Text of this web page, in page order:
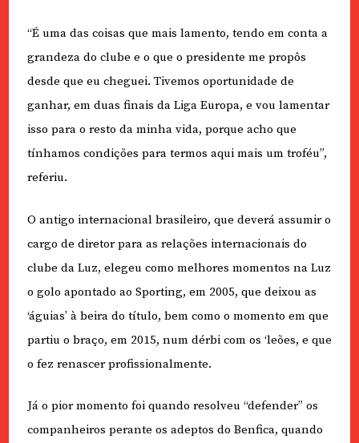
“É uma das coisas que mais lamento, tendo em conta a
grandeza do clube e o que o presidente me propôs
desde que eu cheguei. Tivemos oportunidade de
ganhar, em duas finais da Liga Europa, e vou lamentar
isso para o resto da minha vida, porque acho que
tínhamos condições para termos aqui mais um troféu”,
referiu.
O antigo internacional brasileiro, que deverá assumir o
cargo de diretor para as relações internacionais do
clube da Luz, elegeu como melhores momentos na Luz
o golo apontado ao Sporting, em 2005, que deixou as
‘águias’ à beira do título, bem como o momento em que
partiu o braço, em 2015, num dérbi com os ‘leões, e que
o fez renascer profissionalmente.
Já o pior momento foi quando resolveu “defender” os
companheiros perante os adeptos do Benfica, quando